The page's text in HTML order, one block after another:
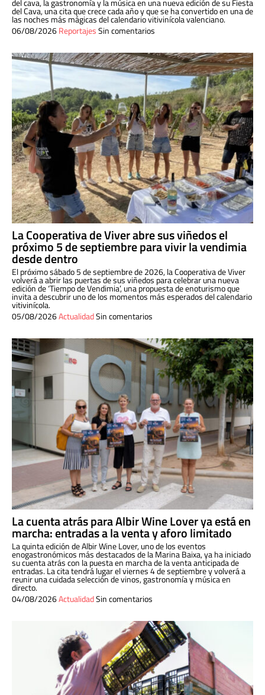
del Cava, una cita que crece cada año y que se ha convertido en una de
las noches más mágicas del calendario vitivinícola valenciano.
06/08/2026ReportajesSin comentarios
La Cooperativa de Viver abre sus viñedos el
próximo 5 de septiembre para vivir la vendimia
desde dentro
El próximo sábado 5 de septiembre de 2026, la Cooperativa de Viver
volverá a abrir las puertas de sus viñedos para celebrar una nueva
edición de ‘Tiempo de Vendimia’, una propuesta de enoturismo que
invita a descubrir uno de los momentos más esperados del calendario
vitivinícola.
05/08/2026ActualidadSin comentarios
La cuenta atrás para Albir Wine Lover ya está en
marcha: entradas a la venta y aforo limitado
La quinta edición de Albir Wine Lover, uno de los eventos
enogastronómicos más destacados de la Marina Baixa, ya ha iniciado
su cuenta atrás con la puesta en marcha de la venta anticipada de
entradas. La cita tendrá lugar el viernes 4 de septiembre y volverá a
reunir una cuidada selección de vinos, gastronomía y música en
directo.
04/08/2026ActualidadSin comentarios